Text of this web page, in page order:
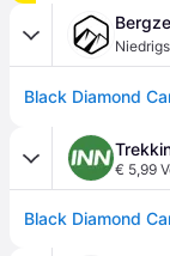
€ 5,99